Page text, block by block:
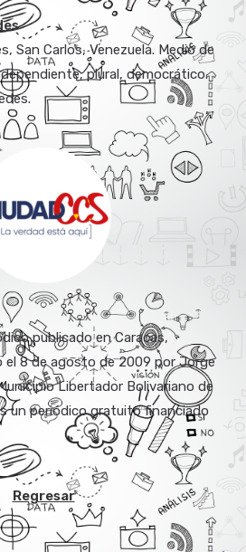
San Carlos, Venezuela. Medio de
plural, democrático.
publicado en Caracas,
el 8 de agosto de 2009 por Jorge
Libertador Bolivariano de
un periódico gratuito financiado
Regresar